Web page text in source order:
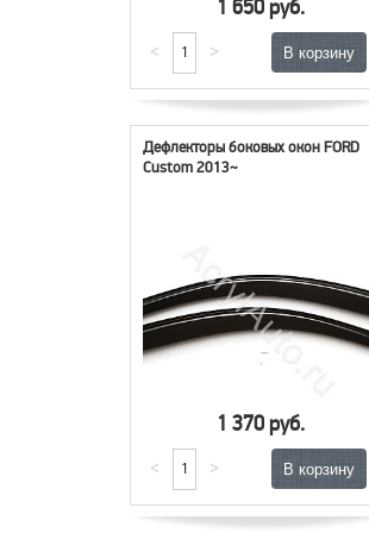
1 650 руб.
< >
Дефлекторы боковых окон FORD
Custom 2013~
1 370 руб.
< >